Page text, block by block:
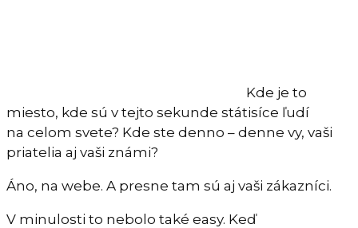
Kde je to
miesto, kde sú v tejto sekunde státisíce ľudí
na celom svete? Kde ste denno – denne vy, vaši
priatelia aj vaši známi?
Áno, na webe. A presne tam sú aj vaši zákazníci.
V minulosti to nebolo také easy. Keď